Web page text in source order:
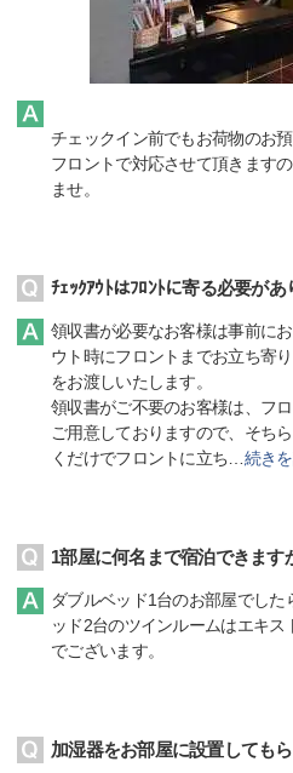
チェックイン前でもお荷物のお
フロントで対応させて頂きます
ませ。
ﾁｪｯｸｱｳﾄはﾌﾛﾝﾄに寄る必要があ
領収書が必要なお客様は事前に
ウト時にフロントまでお立ち寄
をお渡しいたします。
領収書がご不要のお客様は、フ
ご用意しておりますので、そち
くだけでフロントに立ち…続き
1部屋に何名まで宿泊できます
ダブルベッド1台のお部屋でし
ッド2台のツインルームはエキ
でございます。
加湿器をお部屋に設置しても